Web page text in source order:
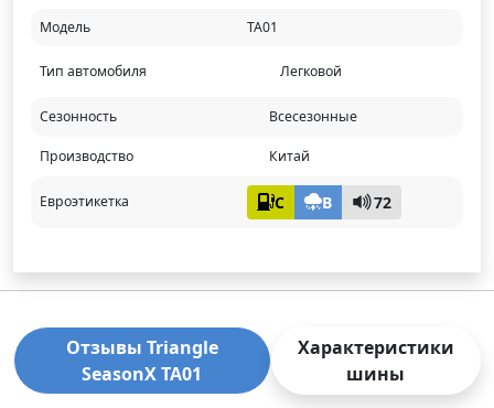
Модель
TA01
Тип автомобиля Легковой
Сезонность Всесезонные
Производство Китай
Евроэтикетка C B 72
Отзывы Triangle
SeasonX TA01
Характеристики
шины